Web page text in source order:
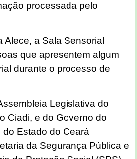
processada pelo
Alece, a Sala Sensorial
que apresentem algum
durante o processo de
Legislativa do
Ciadi, e do Governo do
Estado do Ceará
da Segurança Pública e